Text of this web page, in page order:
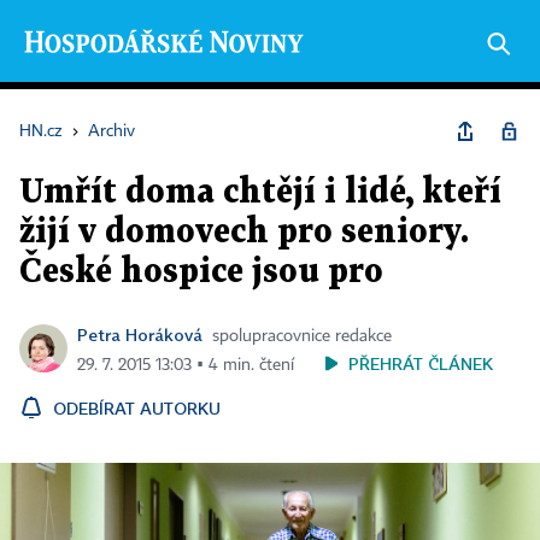
HN.cz › Archiv
Umřít doma chtějí i lidé, kteří
žijí v domovech pro seniory.
České hospice jsou pro
Petra Horáková
spolupracovnice redakce
29. 7. 2015 13:03 ▪ 4 min. čtení
PŘEHRÁT ČLÁNEK
ODEBÍRAT AUTORKU